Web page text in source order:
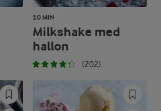
10 MIN
Milkshake med
hallon
(202)